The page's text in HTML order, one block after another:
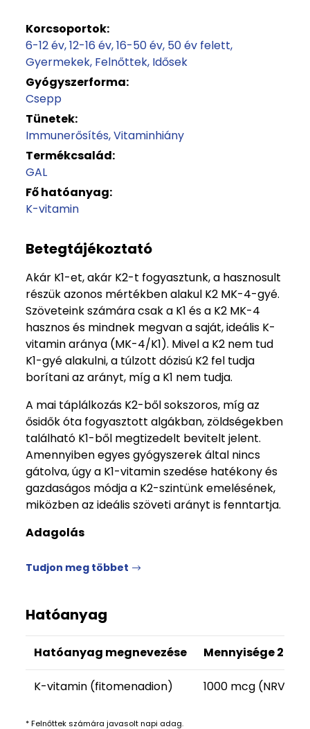
Korcsoportok:
6-12 év 12-16 év 16-50 év 50 év felett
Gyermekek Felnőttek Idősek
Gyógyszerforma:
Csepp
Tünetek:
Immunerősítés Vitaminhiány
Termékcsalád:
GAL
Fő hatóanyag:
K-vitamin
Betegtájékoztató
Akár K1-et, akár K2-t fogyasztunk, a hasznosult
részük azonos mértékben alakul K2 MK-4-gyé.
Szöveteink számára csak a K1 és a K2 MK-4
hasznos és mindnek megvan a saját, ideális K-
vitamin aránya (MK-4/K1). Mivel a K2 nem tud
K1-gyé alakulni, a túlzott dózisú K2 fel tudja
borítani az arányt, míg a K1 nem tudja.
A mai táplálkozás K2-ből sokszoros, míg az
ősidők óta fogyasztott algákban, zöldségekben
található K1-ből megtizedelt bevitelt jelent.
Amennyiben egyes gyógyszerek által nincs
gátolva, úgy a K1-vitamin szedése hatékony és
gazdaságos módja a K2-szintünk emelésének,
miközben az ideális szöveti arányt is fenntartja.
Adagolás
Tudjon meg többet
Hatóanyag
Hatóanyag megnevezése Mennyisége 2
K-vitamin (fitomenadion) 1000 mcg (NRV*
* Felnőttek számára javasolt napi adag.